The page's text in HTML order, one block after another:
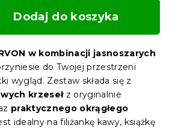
Dodaj do koszyka
w kombinacji jasnoszarych
do Twojej przestrzeni
wygląd. Zestaw składa się z
krzesełz oryginalnie
praktycznego okrągłego
idealny na filiżankę kawy, książkę